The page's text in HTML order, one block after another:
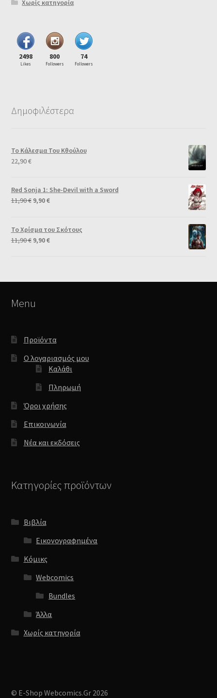
Χωρίς κατηγορία
2498
Likes
800
Followers
74
Followers
Δημοφιλέστερα
Το Κάλεσμα Του Κθούλου
22,90€
Red Sonja 1: She-Devil with a Sword
11,90€ 9,90€
Το Χρίσμα του Σκότους
11,90€ 9,90€
Menu
Προϊόντα
Ο λογαριασμός μου
Καλάθι
Πληρωμή
Όροι χρήσης
Επικοινωνία
Νέα και εκδόσεις
Κατηγορίες προϊόντων
Βιβλία
Εικονογραφημένα
Κόμικς
Webcomics
Bundles
Άλλα
Χωρίς κατηγορία
© E-Shop Webcomics.Gr 2026